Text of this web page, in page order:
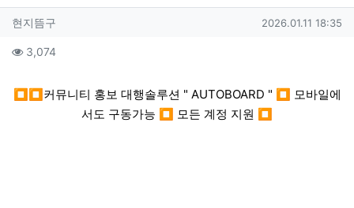
작성자 정보
현지뜸구 작성일
2026.01.11 18:35
컨텐츠 정보
3,074
⏹⏹커뮤니티 홍보 대행솔루션 " AUTOBOARD " ⏹ 모바일에
서도 구동가능 ⏹ 모든 계정 지원 ⏹